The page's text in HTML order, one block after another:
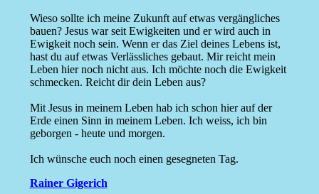
Wieso sollte ich meine Zukunft auf etwas vergängliches
bauen? Jesus war seit Ewigkeiten und er wird auch in
Ewigkeit noch sein. Wenn er das Ziel deines Lebens ist,
hast du auf etwas Verlässliches gebaut. Mir reicht mein
Leben hier noch nicht aus. Ich möchte noch die Ewigkeit
schmecken. Reicht dir dein Leben aus?
Mit Jesus in meinem Leben hab ich schon hier auf der
Erde einen Sinn in meinem Leben. Ich weiss, ich bin
geborgen - heute und morgen.
Ich wünsche euch noch einen gesegneten Tag.
Rainer Gigerich